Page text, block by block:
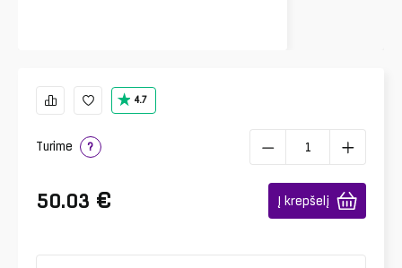
4.7
Turime ?
50.03 € Į krepšelį